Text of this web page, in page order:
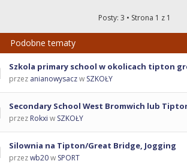
Posty: 3 • Strona 1 z 1
Podobne tematy
Szkola primary school w okolicach tipton
przez anianowysaczw SZKOŁY
Secondary School West Bromwich lub
przez Rokxi w SZKOŁY
Silownia na Tipton/Great Bridge, Jogging
przezwb20w SPORT